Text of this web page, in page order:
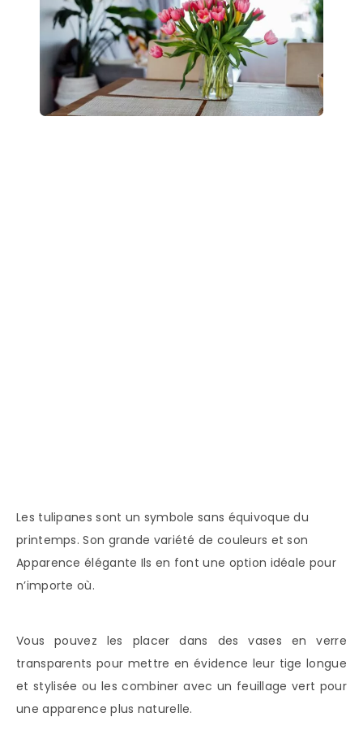
Les tulipanes sont un symbole sans équivoque du
printemps. Son grande variété de couleurs et son
Apparence élégante Ils en font une option idéale pour
n’importe où.
Vous pouvez les placer dans des vases en verre
transparents pour mettre en évidence leur tige longue
et stylisée ou les combiner avec un feuillage vert pour
une apparence plus naturelle.